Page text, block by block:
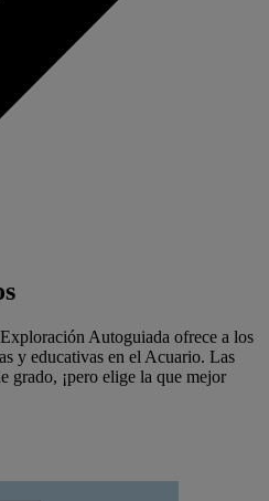
Autoguiada ofrece a los
y educativas en el Acuario. Las
grado, ¡pero elige la que mejor